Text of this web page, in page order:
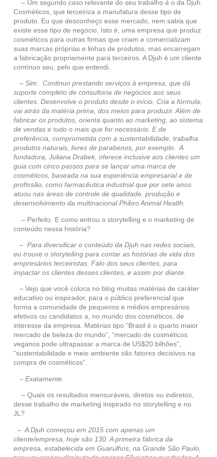
– Um segundo caso relevante do seu trabalho é o da Djuh
Cosméticos, que terceiriza a manufatura desse tipo de
produto. Eu que desconheço esse mercado, nem sabia que
existe esse tipo de negócio. Isto é, uma empresa que produz
cosméticos para outras firmas que criam e comercializam
suas marcas próprias e linhas de produtos, mas encarregam
a fabricação propriamente para terceiros. A Djuh é um cliente
contínuo seu, pelo que entendi.
– Sim. Continuo prestando serviços à empresa, que dá
suporte completo de consultoria de negócios aos seus
clientes. Desenvolve o produto desde o início. Cria a fórmula,
vai atrás da matéria prima, dos meios para produzir. Além de
fabricar os produtos, orienta quanto ao marketing, ao sistema
de vendas e tudo o mais que for necessário. E de
preferência, comprometida com a sustentabilidade, trabalha
produtos naturais, livres de parabenos, por exemplo. A
fundadora, Juliana Drabek, oferece inclusive aos clientes um
guia com cinco passos para se lançar uma marca de
cosméticos, baseada na sua experiência empresarial e de
profissão, como farmacêutica industrial que por sete anos
atuou nas áreas de controle de qualidade, produção e
desenvolvimento da multinacional Phibro Animal Health.
– Perfeito. E como entrou o storytelling e o marketing de
conteúdo nessa história?
– Para diversificar o conteúdo da Djuh nas redes sociais,
eu trouxe o storytelling para contar as histórias de vida dos
empresários terceiristas. Falo dos seus clientes, para
impactar os clientes desses clientes, e assim por diante.
– Vejo que você coloca no blog muitas matérias de caráter
educativo ou inspirador, para o público preferencial que
forma a comunidade de pequenos e médios empresários
efetivos ou candidatos a, no mundo dos cosméticos, de
interesse da empresa. Matérias tipo “Brasil é o quarto maior
mercado de beleza do mundo”, “mercado de cosméticos
veganos pode ultrapassar a marca de US$20 bilhões”,
“sustentabilidade e meio ambiente são fatores decisivos na
compra de cosméticos”.
– Exatamente.
– Quais os resultados mensuráveis, diretos ou indiretos,
desse trabalho de marketing inspirado no storytelling e no
JL?
– A Djuh começou em 2015 com apenas um
cliente/empresa, hoje são 130. A primeira fábrica da
empresa, estabelecida em Guarulhos, na Grande São Paulo,